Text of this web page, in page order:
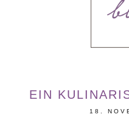
EIN
18.